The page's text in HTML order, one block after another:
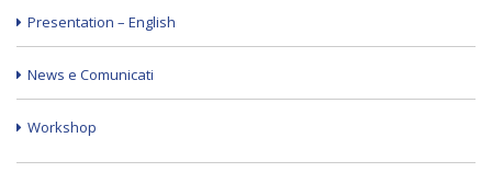
Presentation – English
News e Comunicati
Workshop